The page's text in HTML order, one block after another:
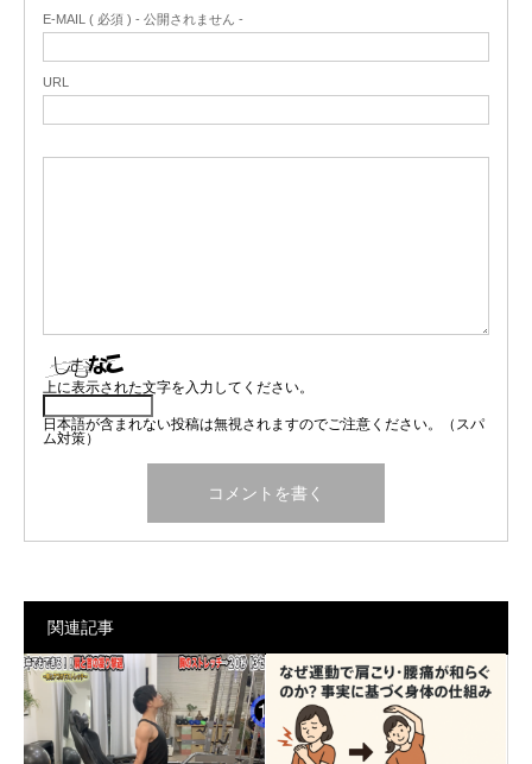
E-MAIL ( 必須 ) - 公開されません -
URL
上に表示された文字を入力してください。
日本語が含まれない投稿は無視されますのでご注意ください。（スパ
ム対策）
関連記事